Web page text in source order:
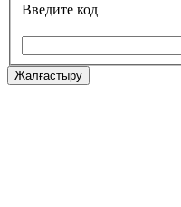
Введите код
Жалғастыру